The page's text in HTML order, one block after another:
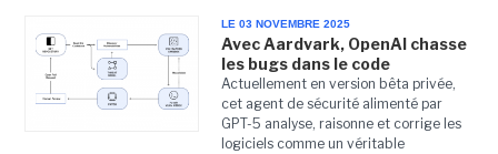
LE 03 NOVEMBRE 2025
Avec Aardvark, OpenAI chasse
les bugs dans le code
Actuellement en version bêta privée,
cet agent de sécurité alimenté par
GPT-5 analyse, raisonne et corrige les
logiciels comme un véritable